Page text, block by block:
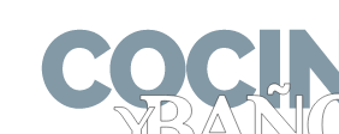
content